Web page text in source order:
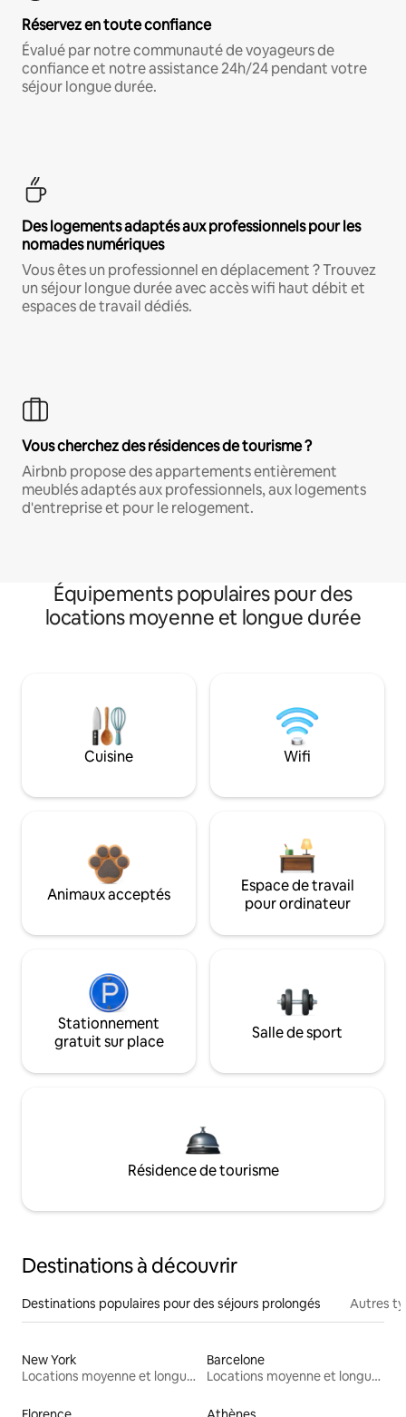
Réservez en toute confiance
Évalué par notre communauté de voyageurs de
confiance et notre assistance 24h/24 pendant votre
séjour longue durée.
Des logements adaptés aux professionnels pour les
nomades numériques
Vous êtes un professionnel en déplacement ? Trouvez
un séjour longue durée avec accès wifi haut débit et
espaces de travail dédiés.
Vous cherchez des résidences de tourisme ?
Airbnb propose des appartements entièrement
meublés adaptés aux professionnels, aux logements
d'entreprise et pour le relogement.
Équipements populaires pour des
locations moyenne et longue durée
Cuisine Wifi
Animaux acceptés
Espace de travail
pour ordinateur
Stationnement
gratuit sur place
Salle de sport
Résidence de tourisme
Destinations à découvrir
Destinations populaires pour des séjours prolongés Autres
New York
Locations moyenne et longue durée
Barcelone
Locations moyenne et longue durée